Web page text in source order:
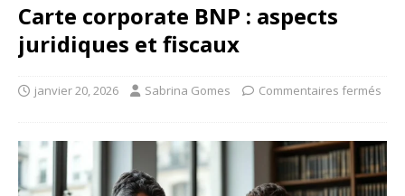
Carte corporate BNP : aspects
juridiques et fiscaux
janvier 20, 2026 Sabrina Gomes Commentaires fermés